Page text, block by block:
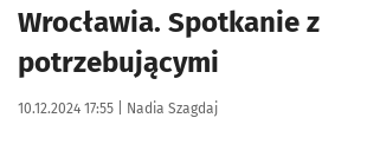
Wrocławia. Spotkanie z
potrzebującymi
Data publikacji:
10.12.2024 17:55 | Autor:
Nadia Szagdaj